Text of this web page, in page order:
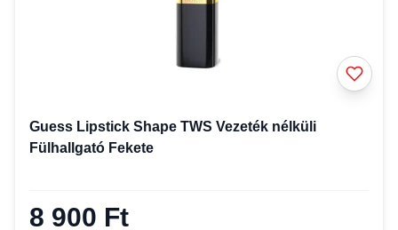
Guess Lipstick Shape TWS Vezeték nélküli
Fülhallgató Fekete
8 900 Ft